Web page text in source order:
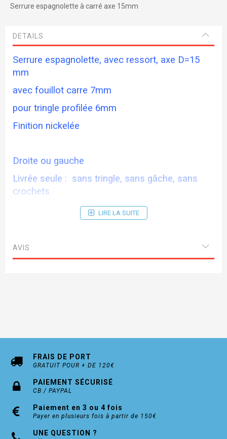
Serrure espagnolette à carré axe 15mm
DETAILS
Serrure espagnolette, avec ressort, axe D=15
mm
avec fouillot carre 7mm
pour tringle profilée 6mm
Finition nickelée
Droite ou gauche
Livrée seule : sans tringle, sans gâche, sans
crochets
Photo : serrure à droiteLIRE LA SUITE
AVIS
FRAIS DE PORT
GRATUIT POUR + DE 120€
PAIEMENT SÉCURISÉ
CB / PAYPAL
Paiement en 3 ou 4 fois
Payer en plusieurs fois à partir de 150€
UNE QUESTION ?